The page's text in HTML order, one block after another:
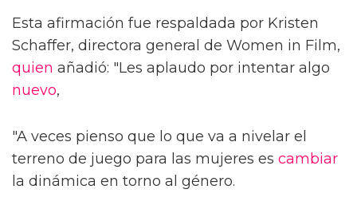
Esta afirmación fue respaldada por Kristen
Schaffer, directora general de Women in Film,
quien añadió: "Les aplaudo por intentar algo
nuevo,
"A veces pienso que lo que va a nivelar el
terreno de juego para las mujeres es cambiar
la dinámica en torno al género.